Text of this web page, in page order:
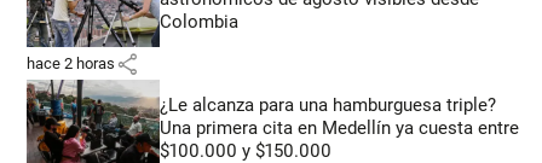
Colombia
hace 2 horas share
¿Le alcanza para una hamburguesa triple?
Una primera cita en Medellín ya cuesta entre
$100.000 y $150.000